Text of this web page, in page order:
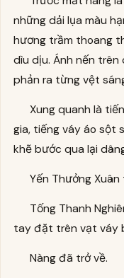
những dải lụa màu
hương trầm thoang
dìu dịu. Ánh nến trên
phản ra từng vệt
Xung quanh là
gia, tiếng váy áo sột
khẽ bước qua lại
Yến Thưởng
Tống Thanh
tay đặt trên vạt váy
Nàng đã trở về.